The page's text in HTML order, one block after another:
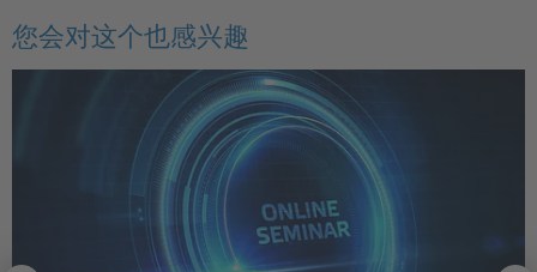
您会对这个也感兴趣